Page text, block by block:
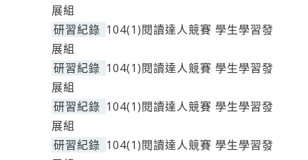
展組
研習紀錄 104(1)閱讀達人競賽 學生學習發
展組
研習紀錄 104(1)閱讀達人競賽 學生學習發
展組
研習紀錄 104(1)閱讀達人競賽 學生學習發
展組
研習紀錄 104(1)閱讀達人競賽 學生學習發